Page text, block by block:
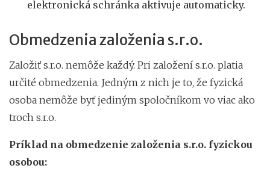
elektronická schránka aktivuje automaticky.
Obmedzenia založenia s.r.o.
Založiť s.r.o. nemôže každý. Pri založení s.r.o. platia
určité obmedzenia. Jedným z nich je to, že fyzická
osoba nemôže byť jediným spoločníkom vo viac ako
troch s.r.o.
Príklad na obmedzenie založenia s.r.o. fyzickou
osobou: